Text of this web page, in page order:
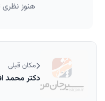
هنوز
مکان قبلی
دکتر محمد